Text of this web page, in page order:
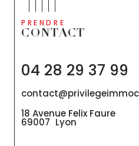
PRENDRE
CONTACT
04 28 29 37 99
18 Avenue Felix Faure
69007 Lyon